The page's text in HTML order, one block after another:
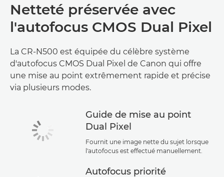
Netteté préservée avec
l'autofocus CMOS Dual Pixel
La CR-N500 est équipée du célèbre système
d'autofocus CMOS Dual Pixel de Canon qui offre
une mise au point extrêmement rapide et précise
via plusieurs modes.
Guide de mise au point
Dual Pixel
Fournit une image nette du sujet lorsque
l'autofocus est effectué manuellement.
Autofocus priorité